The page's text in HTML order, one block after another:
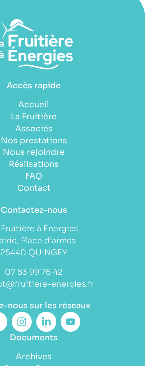
Accès rapide
Accueil
La Fruitière
Associés
Nos prestations
Nous rejoindre
Réalisations
FAQ
Contact
Contactez-nous
Fruitière à Énergies
Place d’armes
25440 QUINGEY
07 83 99 76 42
energies.fr
nous sur les réseaux
Documents
Archives